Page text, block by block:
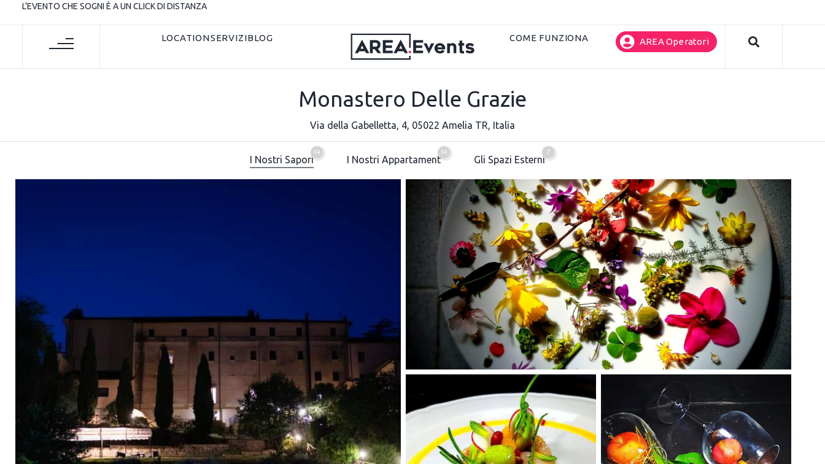
L’EVENTO CHE SOGNI È A UN CLICK DI DISTANZA
LOCATIONSERVIZIBLOG COME FUNZIONA AREA Operatori
Monastero Delle Grazie
Via della Gabelletta, 4, 05022 Amelia TR, Italia
I Nostri Sapori
14
I Nostri Appartament
14
Gli Spazi Esterni
7